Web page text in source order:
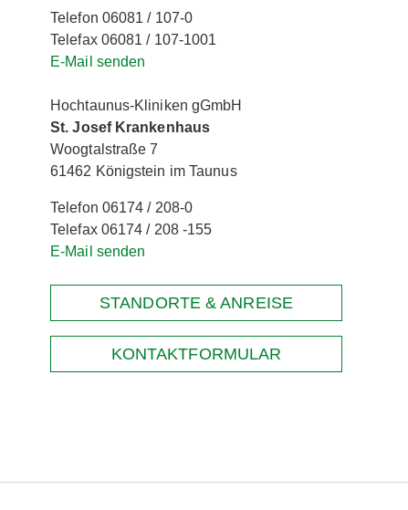
Telefon 06081 / 107-0
Telefax 06081 / 107-1001
E-Mail senden
Hochtaunus-Kliniken gGmbH
St. Josef Krankenhaus
Woogtalstraße 7
61462 Königstein im Taunus
Telefon 06174 / 208-0
Telefax 06174 / 208 -155
E-Mail senden
STANDORTE & ANREISE
KONTAKTFORMULAR